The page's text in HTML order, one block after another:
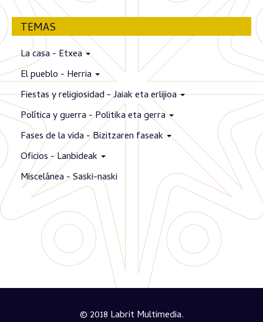
TEMAS
La casa - Etxea
El pueblo - Herria
Fiestas y religiosidad - Jaiak eta erlijioa
Política y guerra - Politika eta gerra
Fases de la vida - Bizitzaren faseak
Oficios - Lanbideak
Miscelánea - Saski-naski
© 2018 Labrit Multimedia.